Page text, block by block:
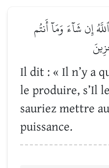
إِن شَآءَ وَمَآ أَنتُم
Il dit : « Il n’y a
le produire, s’Il
sauriez mettre
puissance.